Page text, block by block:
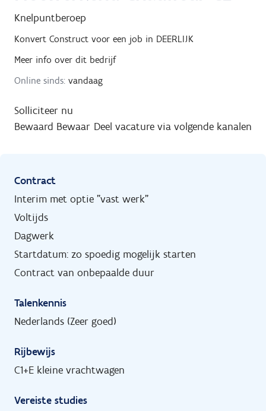
Knelpuntberoep
Konvert Construct voor een job in DEERLIJK
Meer info over dit bedrijf
Online sinds: vandaag
Solliciteer nu
Bewaard Bewaar Deel vacature via volgende kanalen
Contract
Interim met optie "vast werk"
Voltijds
Dagwerk
Startdatum: zo spoedig mogelijk starten
Contract van onbepaalde duur
Talenkennis
Nederlands (Zeer goed)
Rijbewijs
C1+E kleine vrachtwagen
Vereiste studies